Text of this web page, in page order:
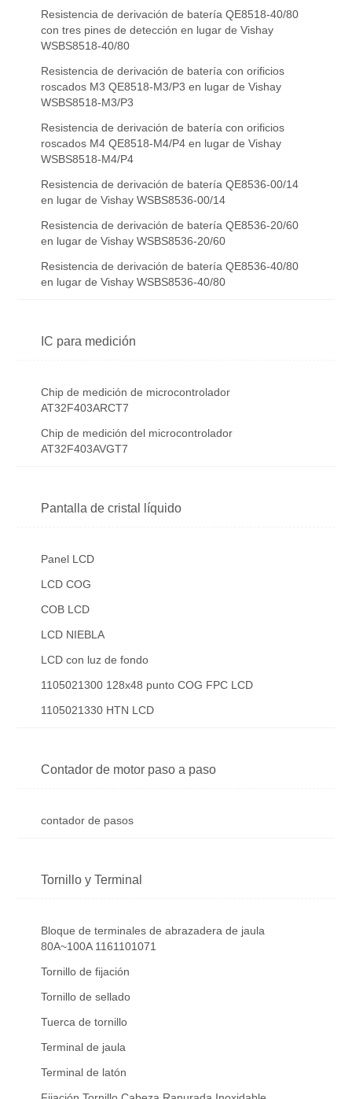
Resistencia de derivación de batería QE8518-40/80
con tres pines de detección en lugar de Vishay
WSBS8518-40/80
Resistencia de derivación de batería con orificios
roscados M3 QE8518-M3/P3 en lugar de Vishay
WSBS8518-M3/P3
Resistencia de derivación de batería con orificios
roscados M4 QE8518-M4/P4 en lugar de Vishay
WSBS8518-M4/P4
Resistencia de derivación de batería QE8536-00/14
en lugar de Vishay WSBS8536-00/14
Resistencia de derivación de batería QE8536-20/60
en lugar de Vishay WSBS8536-20/60
Resistencia de derivación de batería QE8536-40/80
en lugar de Vishay WSBS8536-40/80
IC para medición
Chip de medición de microcontrolador
AT32F403ARCT7
Chip de medición del microcontrolador
AT32F403AVGT7
Pantalla de cristal líquido
Panel LCD
LCD COG
COB LCD
LCD NIEBLA
LCD con luz de fondo
1105021300 128x48 punto COG FPC LCD
1105021330 HTN LCD
Contador de motor paso a paso
contador de pasos
Tornillo y Terminal
Bloque de terminales de abrazadera de jaula
80A~100A 1161101071
Tornillo de fijación
Tornillo de sellado
Tuerca de tornillo
Terminal de jaula
Terminal de latón